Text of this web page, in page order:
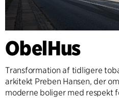
ObelHus
Transformation af tidligere
arkitekt Preben Hansen, der
moderne boliger med respekt